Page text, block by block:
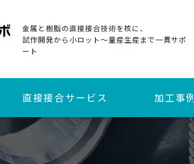
金属と樹脂の直接接合技術を核に、
試作開発から小ロット～量産生産まで一貫サポ
ート
直接接合サービス
加熱圧着直接接合サービス
加工事